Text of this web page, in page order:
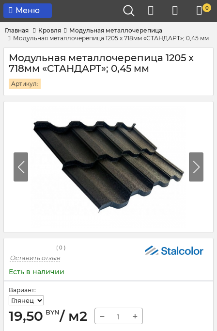
Меню 0
Главная Кровля
Модульная металлочерепица
Модульная металлочерепица 1205 x 718мм «СТАНДАРТ»; 0,45 мм
Модульная металлочерепица 1205 x
718мм «СТАНДАРТ»; 0,45 мм
Артикул:
( 0 )
Оставить отзыв
Есть в наличии
Вариант:
19,50 BYN/ м2 − +